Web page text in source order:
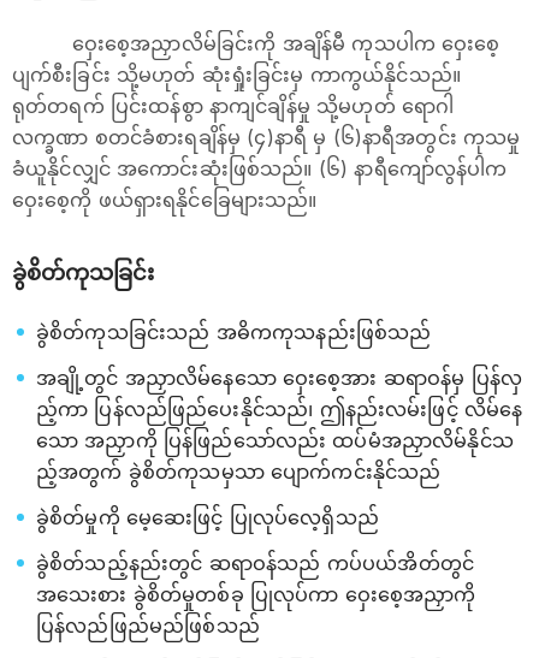
ဝှေးစေ့အညှာလိမ်ခြင်းကို အချိန်မီ ကုသပါက ဝှေးစေ့
ပျက်စီးခြင်း သို့မဟုတ် ဆုံးရှုံးခြင်းမှ ကာကွယ်နိုင်သည်။
ရုတ်တရက် ပြင်းထန်စွာ နာကျင်ချိန်မှု သို့မဟုတ် ရောဂါ
လက္ခဏာ စတင်ခံစားရချိန်မှ (၄)နာရီ မှ (၆)နာရီအတွင်း ကုသမှု
ခံယူနိုင်လျှင် အကောင်းဆုံးဖြစ်သည်။ (၆) နာရီကျော်လွန်ပါက
ဝှေးစေ့ကို ဖယ်ရှားရနိုင်ခြေများသည်။
ခွဲစိတ်ကုသခြင်း
ခွဲစိတ်ကုသခြင်းသည် အဓိကကုသနည်းဖြစ်သည်
အချို့တွင် အညှာလိမ်နေသော ဝှေးစေ့အား ဆရာဝန်မှ ပြန်လှ
ည့်ကာ ပြန်လည်ဖြည်ပေးနိုင်သည်၊ ဤနည်းလမ်းဖြင့် လိမ်နေ
သော အညှာကို ပြန်ဖြည်သော်လည်း ထပ်မံအညှာလိမ်နိုင်သ
ည့်အတွက် ခွဲစိတ်ကုသမှသာ ပျောက်ကင်းနိုင်သည်
ခွဲစိတ်မှုကို မေ့ဆေးဖြင့် ပြုလုပ်လေ့ရှိသည်
ခွဲစိတ်သည့်နည်းတွင် ဆရာဝန်သည် ကပ်ပယ်အိတ်တွင်
အသေးစား ခွဲစိတ်မှုတစ်ခု ပြုလုပ်ကာ ဝှေးစေ့အညှာကို
ပြန်လည်ဖြည်မည်ဖြစ်သည်